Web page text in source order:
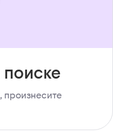
поиске
произнесите